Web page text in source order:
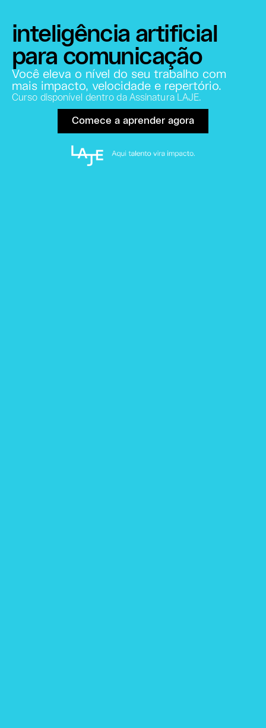
inteligência artificial
para comunicação
Você eleva o nível do seu trabalho com
mais impacto, velocidade e repertório.
Curso disponível dentro da Assinatura LAJE.
Comece a aprender agora